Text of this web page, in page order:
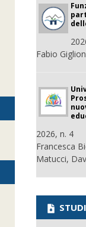
Fabio
2026, n. 4
Francesca
Matucci,